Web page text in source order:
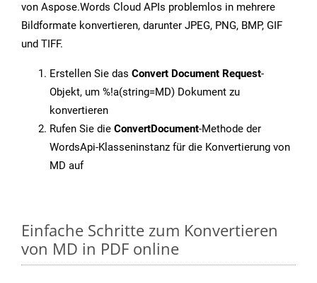
von Aspose.Words Cloud APIs problemlos in mehrere
Bildformate konvertieren, darunter JPEG, PNG, BMP, GIF
und TIFF.
Erstellen Sie das Convert Document Request-
Objekt, um %!a(string=MD) Dokument zu
konvertieren
Rufen Sie die ConvertDocument-Methode der
WordsApi-Klasseninstanz für die Konvertierung von
MD auf
Einfache Schritte zum Konvertieren
von MD in PDF online